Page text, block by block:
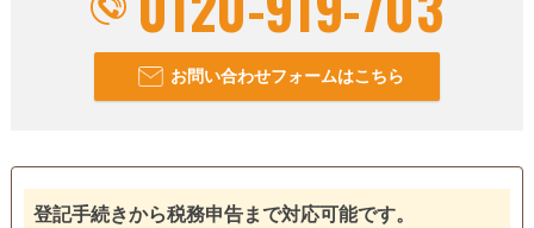
お問い合わせフォームはこちら
登記手続きから税務申告まで対応可能です。